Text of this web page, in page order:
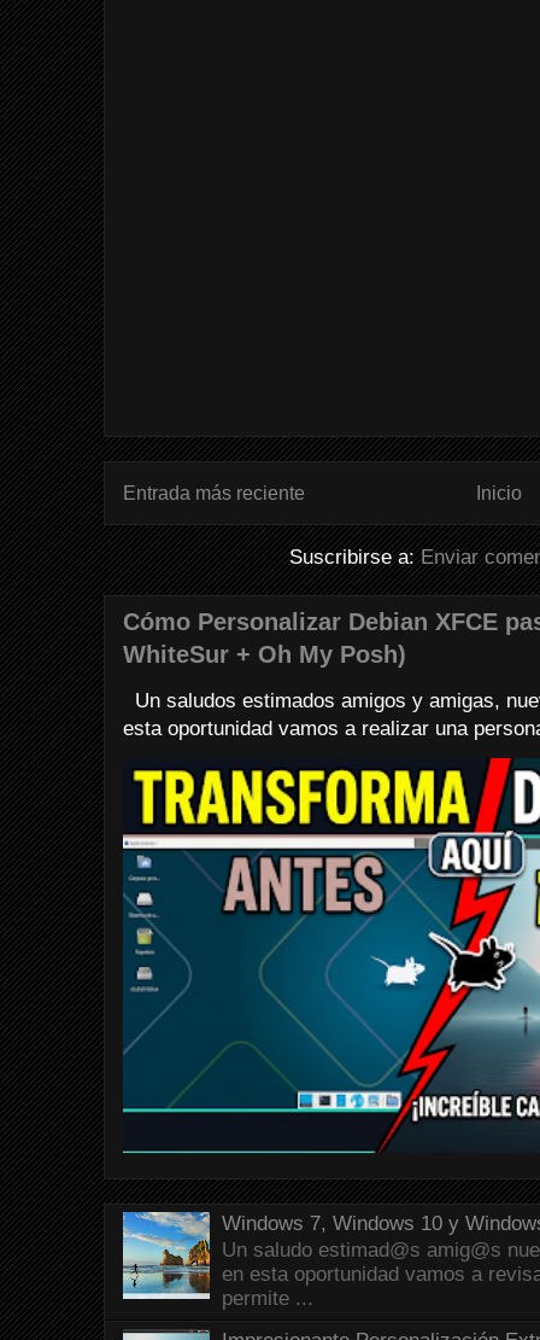
Entrada más reciente Inicio
Suscribirse a:Enviar
Cómo Personalizar Debian XFCE
WhiteSur + Oh My Posh)
Un saludos estimados amigos y amigas,
esta oportunidad vamos a realizar una
Windows 7, Windows 10 y
Un saludo estimad@s amig@s
en esta oportunidad vamos a
permite ...